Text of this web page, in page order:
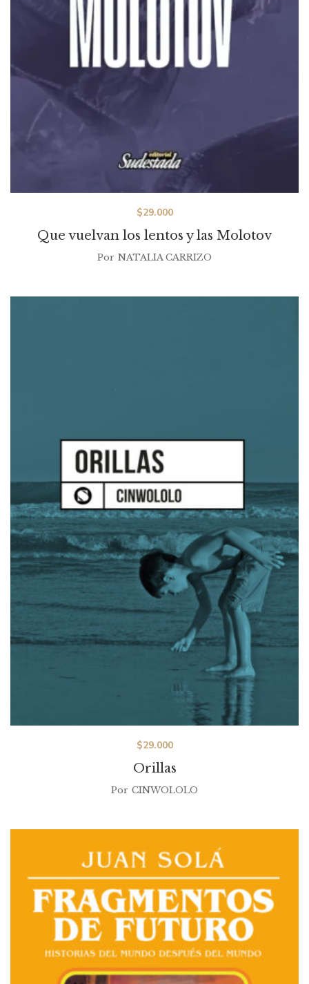
Que vuelvan los lentos y las Molotov
$29.000
Por NATALIA CARRIZO
Orillas
$29.000
Por CINWOLOLO